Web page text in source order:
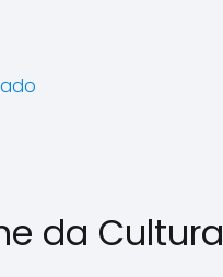
da Cultura